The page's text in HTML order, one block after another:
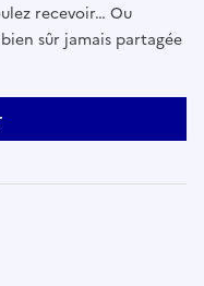
recevoir… Ou
sûr jamais partagée